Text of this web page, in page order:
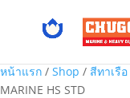
หน้าแรก / Shop / สีทาเรือ
MARINE HS STD